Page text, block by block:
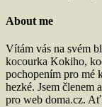
About me
Vítám vás na svém
kocourka Kokiho,
pochopením pro mé
hezké. Jsem členem
pro web doma.cz.